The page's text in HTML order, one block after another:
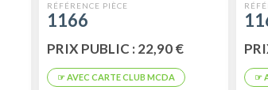
1166
PRIX PUBLIC : 22,90 €